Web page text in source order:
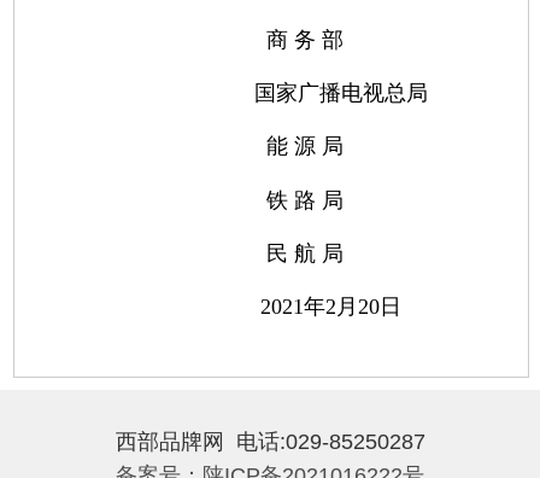
商 务 部
国家广播电视总局
能 源 局
铁 路 局
民 航 局
2021年2月20日
西部品牌网 电话:029-85250287